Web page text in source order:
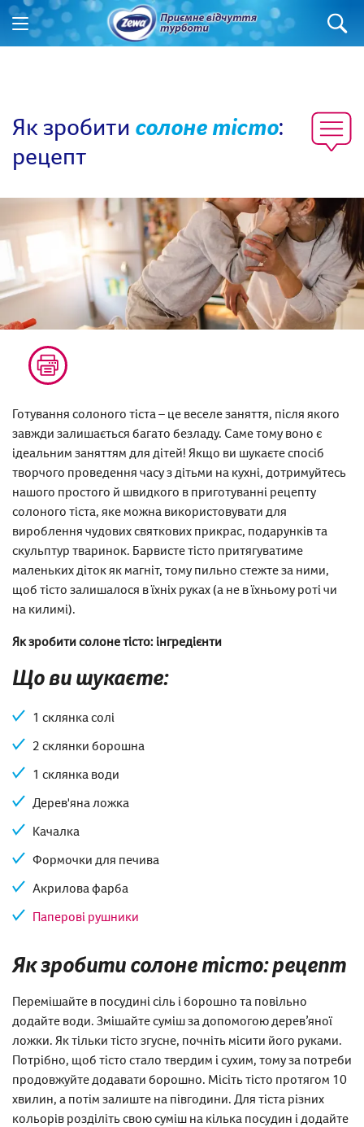
Як зробити солоне тісто:
рецепт
Готування солоного тіста – це веселе заняття, після якого
завжди залишається багато безладу. Саме тому воно є
ідеальним заняттям для дітей! Якщо ви шукаєте спосіб
творчого проведення часу з дітьми на кухні, дотримуйтесь
нашого простого й швидкого в приготуванні рецепту
солоного тіста, яке можна використовувати для
вироблення чудових святкових прикрас, подарунків та
скульптур тваринок. Барвисте тісто притягуватиме
маленьких діток як магніт, тому пильно стежте за ними,
щоб тісто залишалося в їхніх руках (а не в їхньому роті чи
на килимі).
Як зробити солоне тісто: інгредієнти
Що ви шукаєте:
1 склянка солі
2 склянки борошна
1 склянка води
Дерев'яна ложка
Качалка
Формочки для печива
Акрилова фарба
Паперові рушники
Як зробити солоне тісто: рецепт
Перемішайте в посудині сіль і борошно та повільно
додайте води. Змішайте суміш за допомогою дерев’яної
ложки. Як тільки тісто згусне, почніть місити його руками.
Потрібно, щоб тісто стало твердим і сухим, тому за потреби
продовжуйте додавати борошно. Місіть тісто протягом 10
хвилин, а потім залиште на півгодини. Для тіста різних
кольорів розділіть свою суміш на кілька посудин і додайте